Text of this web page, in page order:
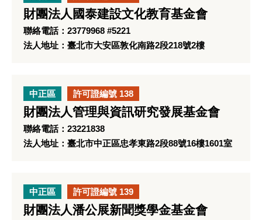
財團法人國泰建設文化教育基金會
聯絡電話：23779968 #5221
法人地址：臺北市大安區敦化南路2段218號2樓
中正區 許可證編號 138
財團法人管理與資訊研究發展基金會
聯絡電話：23221838
法人地址：臺北市中正區忠孝東路2段88號16樓1601室
中正區 許可證編號 139
財團法人潘公展新聞獎學金基金會